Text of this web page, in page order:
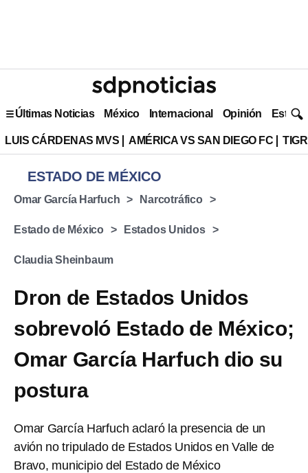
Últimas Noticias México Internacional Opinión Estilo
LUIS CÁRDENAS MVS AMÉRICA VS SAN DIEGO FC
ESTADO DE MÉXICO
Omar García Harfuch Narcotráfico
Estado de México Estados Unidos
Claudia Sheinbaum
Dron de Estados Unidos
sobrevoló Estado de México;
Omar García Harfuch dio su
postura
Omar García Harfuch aclaró la presencia de un
avión no tripulado de Estados Unidos en Valle de
Bravo, municipio del Estado de México